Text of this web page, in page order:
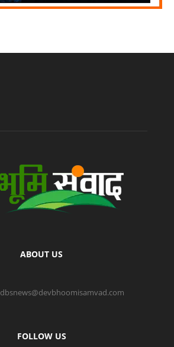
ABOUT US
dbsnews@devbhoomisamvad.com
FOLLOW US